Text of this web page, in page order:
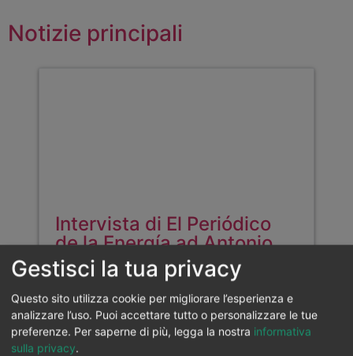
Notizie principali
Intervista di El Periódico
de la Energía ad Antonio
Delgado Rigal, dottore in
Intelligenza Artificiale e
amministratore delegato di
AleaSoft Energy
Forecasting
Gestisci la tua privacy
Questo sito utilizza cookie per migliorare l’esperienza e
analizzare l’uso. Puoi accettare tutto o personalizzare le tue
preferenze. Per saperne di più, legga la nostra informativa
sulla privacy.